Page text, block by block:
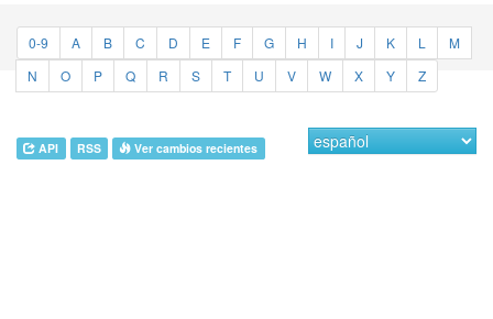
0-9 A B C D E F G H I J K L
M
N
O P Q R S T U V W X Y Z
API RSS Ver cambios recientes